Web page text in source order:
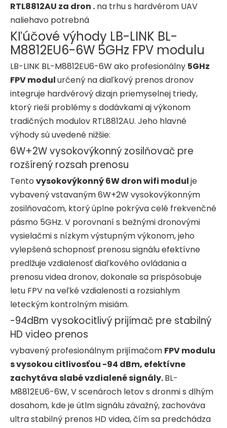
RTL8812AU za dron . na trhu s hardvérom UAV
naliehavo potrebná
Kľúčové výhody LB-LINK BL-
M8812EU6-6W 5GHz FPV modulu
LB-LINK BL-M8812EU6-6W ako profesionálny 5GHz
FPV modulurčený na diaľkový prenos dronov
integruje hardvérový dizajn priemyselnej triedy,
ktorý rieši problémy s dodávkami aj výkonom
tradičných modulov RTL8812AU. Jeho hlavné
výhody sú uvedené nižšie:
6W+2W vysokovýkonný zosilňovač pre
rozšírený rozsah prenosu
Tento vysokovýkonný 6W dron wifi modulje
vybavený vstavaným 6W+2W vysokovýkonným
zosilňovačom, ktorý úplne pokrýva celé frekvenčné
pásmo 5GHz. V porovnaní s bežnými dronovými
vysielačmi s nízkym výstupným výkonom, jeho
vylepšená schopnosť prenosu signálu efektívne
predlžuje vzdialenosť diaľkového ovládania a
prenosu videa dronov, dokonale sa prispôsobuje
letu FPV na veľké vzdialenosti a rozsiahlym
leteckým kontrolným misiám.
-94dBm vysokocitlivý prijímač pre stabilný
HD video prenos
vybavený profesionálnym prijímačom FPV modulu
s vysokou citlivosťou -94 dBm, efektívne
zachytáva slabé vzdialené signály.BL-
M8812EU6-6W, V scenároch letov s dronmi s dlhým
dosahom, kde je útlm signálu závažný, zachováva
ultra stabilný prenos HD videa, čím sa predchádza